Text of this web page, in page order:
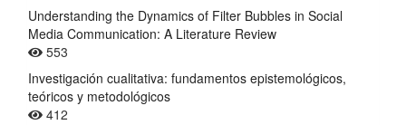
Understanding the Dynamics of Filter Bubbles in Social
Media Communication: A Literature Review
553
Investigación cualitativa: fundamentos epistemológicos,
teóricos y metodológicos
412